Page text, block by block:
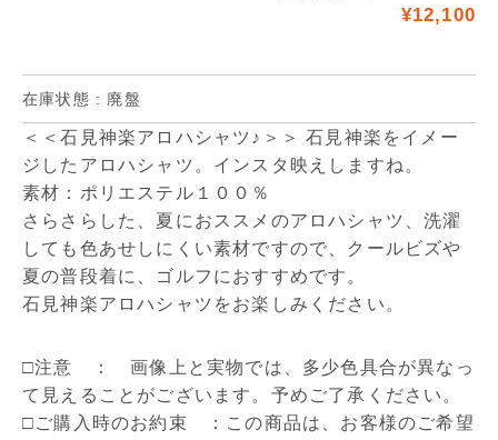
¥12,100
在庫状態 : 廃盤
＜＜石見神楽アロハシャツ♪＞＞ 石見神楽をイメー
ジしたアロハシャツ。インスタ映えしますね。
素材：ポリエステル１００％
さらさらした、夏におススメのアロハシャツ、洗濯
しても色あせしにくい素材ですので、クールビズや
夏の普段着に、ゴルフにおすすめです。
石見神楽アロハシャツをお楽しみください。
□注意 ： 画像上と実物では、多少色具合が異なっ
て見えることがございます。予めご了承ください。
□ご購入時のお約束 ：この商品は、お客様のご希望